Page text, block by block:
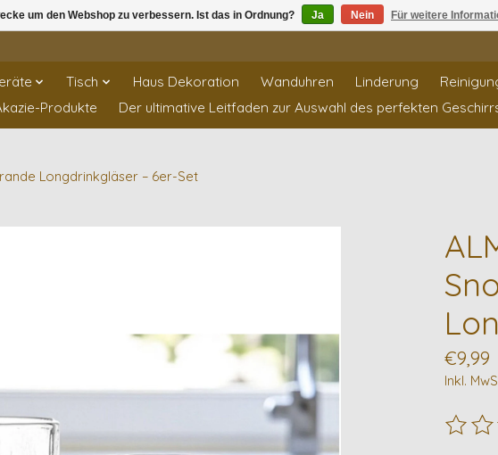
Tisch Haus Dekoration Wanduhren Linderung
Produkte
Der ultimative Leitfaden zur Auswahl des perfekten
Longdrinkgläser – 6er-Set
€9,99
Inkl.
Die
um den Webshop zu verbessern. Ist das in Ordnung? Ja Nein Für weitere